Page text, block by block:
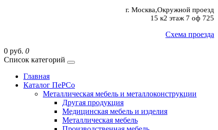
г. Москва,Окружной проезд
15 к2 этаж 7 оф 725
Схема проезда
0 руб. 0
Список категорий
Главная
Каталог ПеРСо
Металлическая мебель и металлоконструкции
Другая продукция
Медицинская мебель и изделия
Металлическая мебель